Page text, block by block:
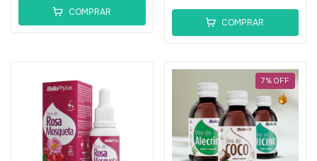
COMPRAR
COMPRAR
7% OFF